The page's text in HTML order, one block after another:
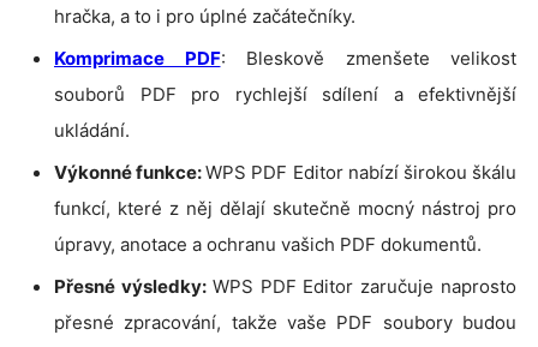
hračka, a to i pro úplné začátečníky.
Komprimace PDF: Bleskově zmenšete velikost
souborů PDF pro rychlejší sdílení a efektivnější
ukládání.
Výkonné funkce:WPS PDF Editor nabízí širokou škálu
funkcí, které z něj dělají skutečně mocný nástroj pro
úpravy, anotace a ochranu vašich PDF dokumentů.
Přesné výsledky: WPS PDF Editor zaručuje naprosto
přesné zpracování, takže vaše PDF soubory budou